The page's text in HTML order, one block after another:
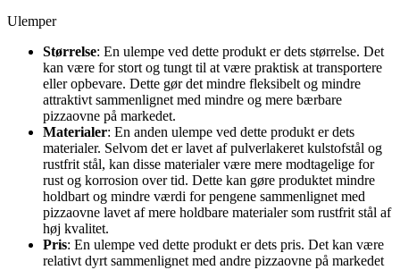
Ulemper
Størrelse: En ulempe ved dette produkt er dets størrelse. Det
kan være for stort og tungt til at være praktisk at transportere
eller opbevare. Dette gør det mindre fleksibelt og mindre
attraktivt sammenlignet med mindre og mere bærbare
pizzaovne på markedet.
Materialer: En anden ulempe ved dette produkt er dets
materialer. Selvom det er lavet af pulverlakeret kulstofstål og
rustfrit stål, kan disse materialer være mere modtagelige for
rust og korrosion over tid. Dette kan gøre produktet mindre
holdbart og mindre værdi for pengene sammenlignet med
pizzaovne lavet af mere holdbare materialer som rustfrit stål af
høj kvalitet.
Pris: En ulempe ved dette produkt er dets pris. Det kan være
relativt dyrt sammenlignet med andre pizzaovne på markedet